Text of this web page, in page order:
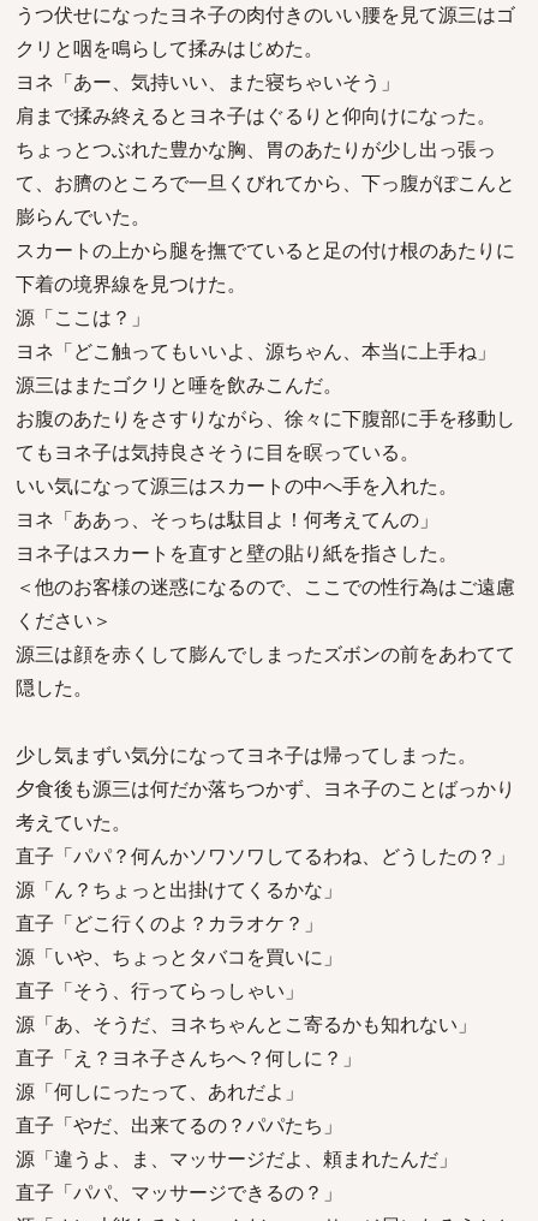
うつ伏せになったヨネ子の肉付きのいい腰を見て源三はゴ
クリと咽を鳴らして揉みはじめた。
ヨネ「あー、気持いい、また寝ちゃいそう」
肩まで揉み終えるとヨネ子はぐるりと仰向けになった。
ちょっとつぶれた豊かな胸、胃のあたりが少し出っ張っ
て、お臍のところで一旦くびれてから、下っ腹がぽこんと
膨らんでいた。
スカートの上から腿を撫でていると足の付け根のあたりに
下着の境界線を見つけた。
源「ここは？」
ヨネ「どこ触ってもいいよ、源ちゃん、本当に上手ね」
源三はまたゴクリと唾を飲みこんだ。
お腹のあたりをさすりながら、徐々に下腹部に手を移動し
てもヨネ子は気持良さそうに目を瞑っている。
いい気になって源三はスカートの中へ手を入れた。
ヨネ「ああっ、そっちは駄目よ！何考えてんの」
ヨネ子はスカートを直すと壁の貼り紙を指さした。
＜他のお客様の迷惑になるので、ここでの性行為はご遠慮
ください＞
源三は顔を赤くして膨んでしまったズボンの前をあわてて
隠した。
少し気まずい気分になってヨネ子は帰ってしまった。
夕食後も源三は何だか落ちつかず、ヨネ子のことばっかり
考えていた。
直子「パパ？何んかソワソワしてるわね、どうしたの？」
源「ん？ちょっと出掛けてくるかな」
直子「どこ行くのよ？カラオケ？」
源「いや、ちょっとタバコを買いに」
直子「そう、行ってらっしゃい」
源「あ、そうだ、ヨネちゃんとこ寄るかも知れない」
直子「え？ヨネ子さんちへ？何しに？」
源「何しにったって、あれだよ」
直子「やだ、出来てるの？パパたち」
源「違うよ、ま、マッサージだよ、頼まれたんだ」
直子「パパ、マッサージできるの？」